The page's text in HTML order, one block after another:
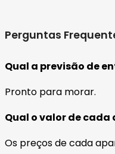
Perguntas
Qual a previsão de
Pronto para morar.
Qual o valor de
Os preços de cada